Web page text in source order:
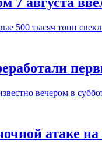
атаке